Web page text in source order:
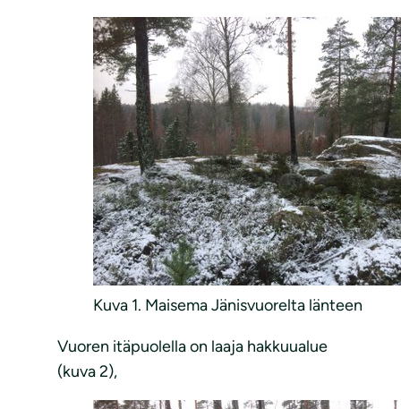
Kuva 1. Maisema Jänisvuorelta länteen
Vuoren itäpuolella on laaja hakkuualue
(kuva 2),